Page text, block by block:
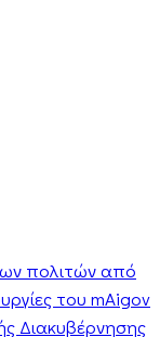
πολιτών από
του mAigov
Διακυβέρνησης